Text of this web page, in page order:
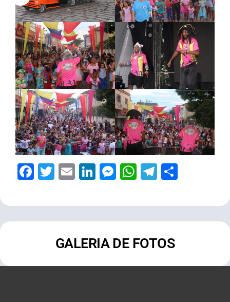
Facebook
Twitter
EmailLinkedIn
Messenger
WhatsApp
Telegram
GALERIA DE FOTOS